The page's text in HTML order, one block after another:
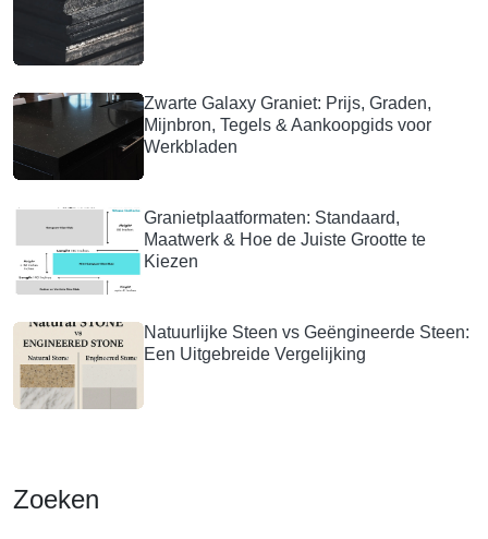
Zwarte Galaxy Graniet: Prijs, Graden,
Mijnbron, Tegels & Aankoopgids voor
Werkbladen
Granietplaatformaten: Standaard,
Maatwerk & Hoe de Juiste Grootte te
Kiezen
Natuurlijke Steen vs Geëngineerde Steen:
Een Uitgebreide Vergelijking
Zoeken